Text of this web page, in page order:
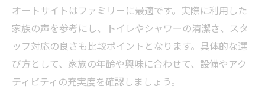
オートサイトはファミリーに最適です。実際に利用した
家族の声を参考にし、トイレやシャワーの清潔さ、スタ
ッフ対応の良さも比較ポイントとなります。具体的な選
び方として、家族の年齢や興味に合わせて、設備やアク
ティビティの充実度を確認しましょう。